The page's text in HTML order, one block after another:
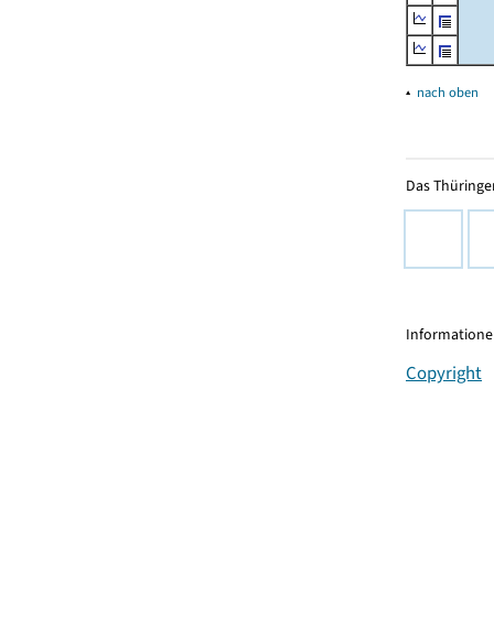
▴ nach oben
Das
Copyright